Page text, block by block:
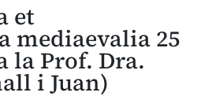
et
mediaevalia 25
la Prof. Dra.
i Juan)